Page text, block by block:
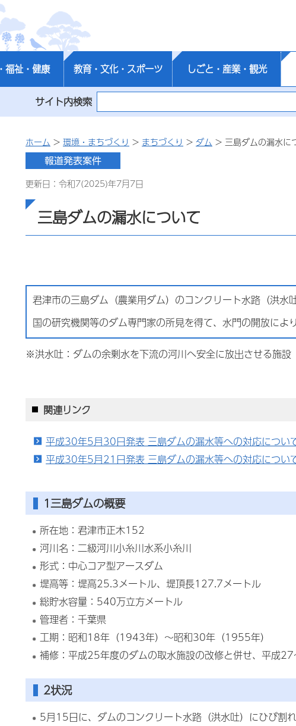
福祉・健康 教育・文化・スポーツ しごと・産業・観光
サイト内検索
ホーム > 環境・まちづくり > まちづくり > ダム > 三島ダムの漏水に
更新日：令和7(2025)年7月7日
三島ダムの漏水について
君津市の三島ダム（農業用ダム）のコンクリート水路（洪水
国の研究機関等のダム専門家の所見を得て、水門の開放によ
※洪水吐：ダムの余剰水を下流の河川へ安全に放出させる施設
関連リンク
平成30年5月30日発表 三島ダムの漏水等への対応につい
平成30年5月21日発表 三島ダムの漏水等への対応につい
1三島ダムの概要
所在地：君津市正木152
河川名：二級河川小糸川水系小糸川
形式：中心コア型アースダム
堤高等：堤高25.3メートル、堤頂長127.7メートル
総貯水容量：540万立方メートル
管理者：千葉県
工期：昭和18年（1943年）～昭和30年（1955年）
補修：平成25年度のダムの取水施設の改修と併せ、平成
2状況
5月15日に、ダムのコンクリート水路（洪水吐）にひび割れ